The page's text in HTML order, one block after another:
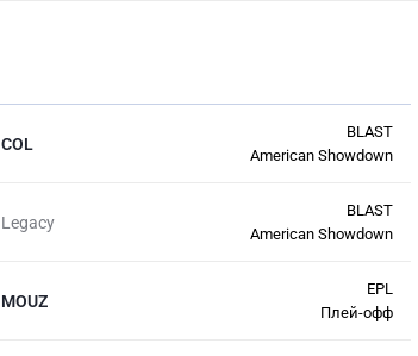
COL
BLAST
American Showdown
Legacy
BLAST
American Showdown
MOUZ
EPL
Плей-офф